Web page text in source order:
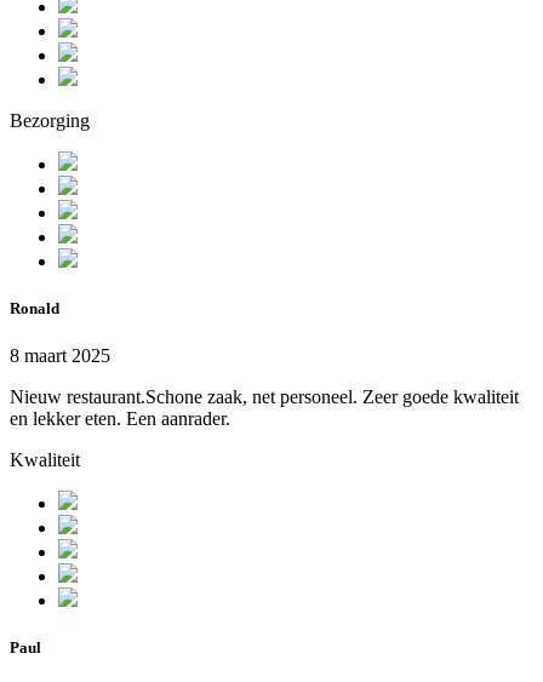
Bezorging
Ronald
8 maart 2025
Nieuw restaurant.Schone zaak, net personeel. Zeer goede kwaliteit
en lekker eten. Een aanrader.
Kwaliteit
Paul